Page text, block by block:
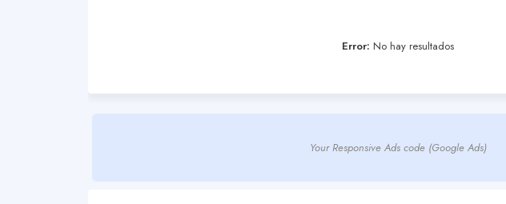
Error: No hay resultados
Your Responsive Ads code (Google Ads)